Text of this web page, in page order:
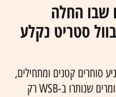
שבו החלה
סטריט נקלע
סוחרים קטנים ומתחילים,
אבל כיום חברים ותיקים בו אומרים שנותרו ב-WSB רק